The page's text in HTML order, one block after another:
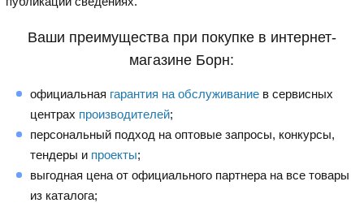
Ваши преимущества при покупке в интернет-
магазине Борн:
официальная гарантия на обслуживание в сервисных
центрах производителей;
персональный подход на оптовые запросы, конкурсы,
тендеры и проекты;
выгодная цена от официального партнера на все товары
из каталога;